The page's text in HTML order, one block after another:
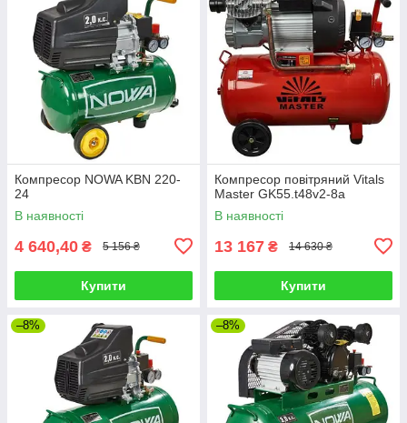
Компресор NOWA KBN 220-
24
В наявності
4 640,40 ₴ 5 156 ₴
Купити
Компресор повітряний Vitals
Master GK55.t48v2-8a
В наявності
13 167 ₴ 14 630 ₴
Купити
–8% –8%